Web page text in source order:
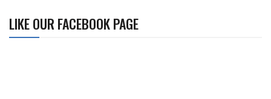
LIKE OUR FACEBOOK PAGE